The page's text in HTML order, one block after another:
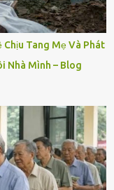
Chịu Tang Mẹ Và Phát
Nhà Mình – Blog